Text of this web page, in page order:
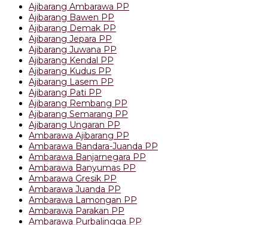
Ajibarang Ambarawa PP
Ajibarang Bawen PP
Ajibarang Demak PP
Ajibarang Jepara PP
Ajibarang Juwana PP
Ajibarang Kendal PP
Ajibarang Kudus PP
Ajibarang Lasem PP
Ajibarang Pati PP
Ajibarang Rembang PP
Ajibarang Semarang PP
Ajibarang Ungaran PP
Ambarawa Ajibarang PP
Ambarawa Bandara-Juanda PP
Ambarawa Banjarnegara PP
Ambarawa Banyumas PP
Ambarawa Gresik PP
Ambarawa Juanda PP
Ambarawa Lamongan PP
Ambarawa Parakan PP
Ambarawa Purbalingga PP